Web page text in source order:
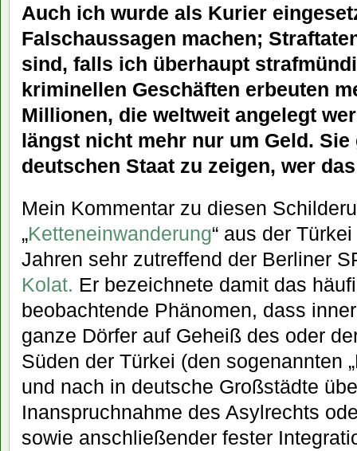
Auch ich wurde als Kurier
Falschaussagen machen;
sind, falls ich überhaupt
kriminellen Geschäften erbeuten
Millionen, die weltweit angelegt
längst nicht mehr nur um Geld. Sie
deutschen Staat zu zeigen, wer
Mein Kommentar zu diesen
„Ketteneinwanderung“ aus der
Jahren sehr zutreffend der Berliner
Kolat. Er bezeichnete damit das
beobachtende Phänomen, dass
ganze Dörfer auf Geheiß des oder
Süden der Türkei (den sogenannten
und nach in deutsche Großstädte
Inanspruchnahme des Asylrechts
sowie anschließender fester